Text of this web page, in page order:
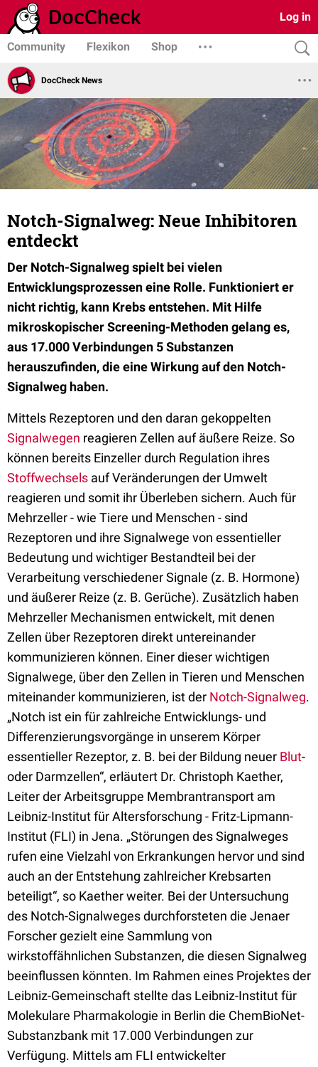
Log in
Community Flexikon Shop
DocCheck News
Notch-Signalweg: Neue Inhibitoren
entdeckt
Der Notch-Signalweg spielt bei vielen
Entwicklungsprozessen eine Rolle. Funktioniert er
nicht richtig, kann Krebs entstehen. Mit Hilfe
mikroskopischer Screening-Methoden gelang es,
aus 17.000 Verbindungen 5 Substanzen
herauszufinden, die eine Wirkung auf den Notch-
Signalweg haben.
Mittels Rezeptoren und den daran gekoppelten
Signalwegen reagieren Zellen auf äußere Reize. So
können bereits Einzeller durch Regulation ihres
Stoffwechsels auf Veränderungen der Umwelt
reagieren und somit ihr Überleben sichern. Auch für
Mehrzeller - wie Tiere und Menschen - sind
Rezeptoren und ihre Signalwege von essentieller
Bedeutung und wichtiger Bestandteil bei der
Verarbeitung verschiedener Signale (z. B. Hormone)
und äußerer Reize (z. B. Gerüche). Zusätzlich haben
Mehrzeller Mechanismen entwickelt, mit denen
Zellen über Rezeptoren direkt untereinander
kommunizieren können. Einer dieser wichtigen
Signalwege, über den Zellen in Tieren und Menschen
miteinander kommunizieren, ist der Notch-Signalweg.
„Notch ist ein für zahlreiche Entwicklungs- und
Differenzierungsvorgänge in unserem Körper
essentieller Rezeptor, z. B. bei der Bildung neuer Blut-
oder Darmzellen“, erläutert Dr. Christoph Kaether,
Leiter der Arbeitsgruppe Membrantransport am
Leibniz-Institut für Altersforschung - Fritz-Lipmann-
Institut (FLI) in Jena. „Störungen des Signalweges
rufen eine Vielzahl von Erkrankungen hervor und sind
auch an der Entstehung zahlreicher Krebsarten
beteiligt“, so Kaether weiter. Bei der Untersuchung
des Notch-Signalweges durchforsteten die Jenaer
Forscher gezielt eine Sammlung von
wirkstoffähnlichen Substanzen, die diesen Signalweg
beeinflussen könnten. Im Rahmen eines Projektes der
Leibniz-Gemeinschaft stellte das Leibniz-Institut für
Molekulare Pharmakologie in Berlin die ChemBioNet-
Substanzbank mit 17.000 Verbindungen zur
Verfügung. Mittels am FLI entwickelter